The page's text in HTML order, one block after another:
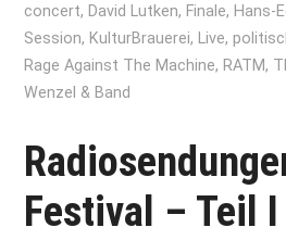
concert, David Lutken, Finale, Hans-
Session, KulturBrauerei, Live,
Rage Against The Machine, RATM,
Wenzel & Band
Festival – Teil I